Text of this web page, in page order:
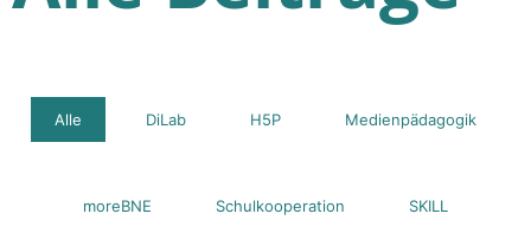
Alle DiLab H5P Medienpädagogik
moreBNE Schulkooperation SKILL